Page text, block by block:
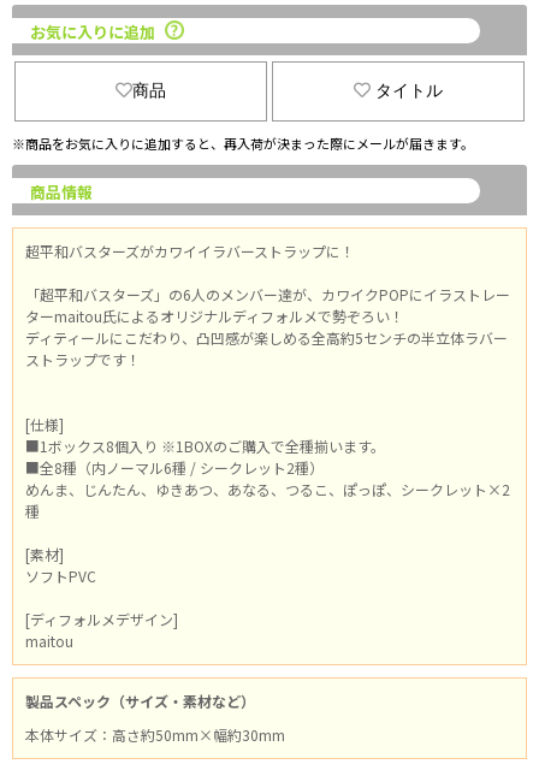
お気に入りに追加
商品 タイトル
※商品をお気に入りに追加すると、再入荷が決まった際にメールが届きます。
商品情報
超平和バスターズがカワイイラバーストラップに！
「超平和バスターズ」の6人のメンバー達が、カワイクPOPにイラストレー
ターmaitou氏によるオリジナルディフォルメで勢ぞろい！
ディティールにこだわり、凸凹感が楽しめる全高約5センチの半立体ラバー
ストラップです！
[仕様]
■1ボックス8個入り ※1BOXのご購入で全種揃います。
■全8種（内ノーマル6種 / シークレット2種）
めんま、じんたん、ゆきあつ、あなる、つるこ、ぽっぽ、シークレット×2
種
[素材]
ソフトPVC
[ディフォルメデザイン]
maitou
製品スペック（サイズ・素材など）
本体サイズ：高さ約50mm×幅約30mm